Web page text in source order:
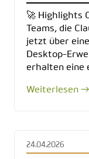
🚀 Highlights
Teams, die
jetzt über
Desktop-
erhalten eine
Weiterlesen →
24.04.2026